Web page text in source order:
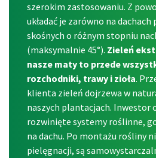
szerokim zastosowaniu. Z
układać je zarówno na dachach
skośnych o różnym stopniu
(maksymalnie 45°). Zieleń
nasze maty to przede
rozchodniki, trawy i zioła.
klienta zieleń dojrzewa w
naszych plantacjach. Inwestor
rozwinięte systemy roślinne,
na dachu. Po montażu rośliny
pielęgnacji, są